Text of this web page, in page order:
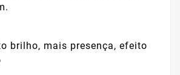
brilho, mais presença, efeito